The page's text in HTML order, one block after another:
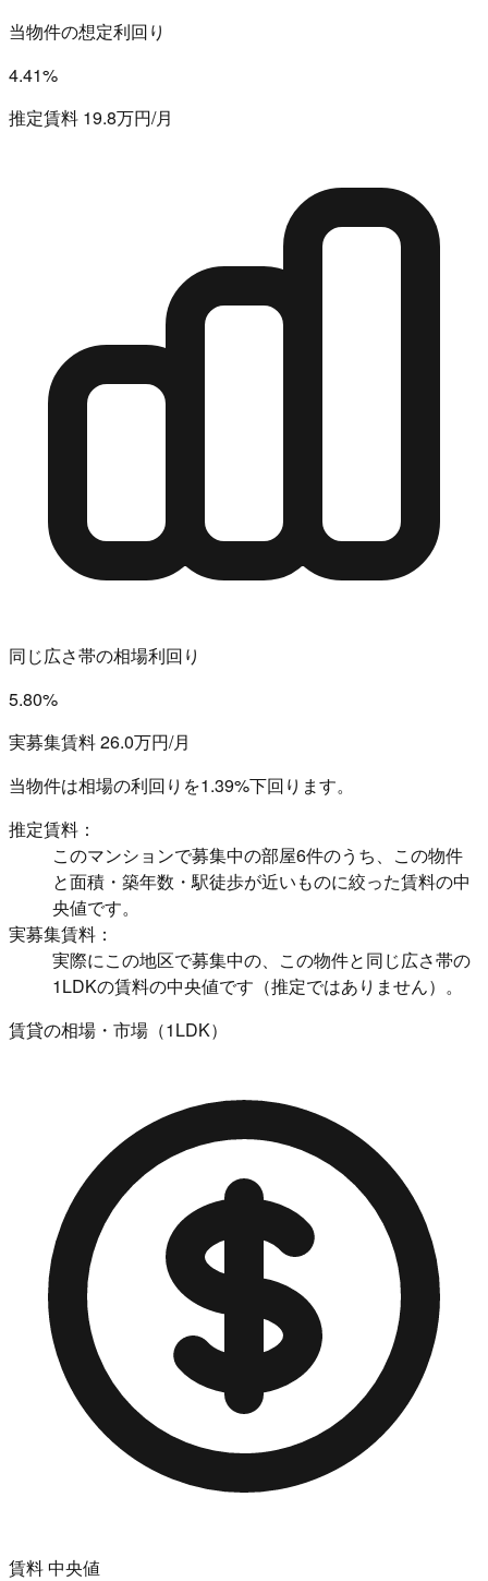
当物件の想定利回り
4.41%
推定賃料 19.8万円/月
同じ広さ帯の相場利回り
5.80%
実募集賃料 26.0万円/月
当物件は相場の利回りを1.39%下回ります。
推定賃料：
このマンションで募集中の部屋6件のうち、この物件
と面積・築年数・駅徒歩が近いものに絞った賃料の中
央値です。
実募集賃料：
実際にこの地区で募集中の、この物件と同じ広さ帯の
1LDKの賃料の中央値です（推定ではありません）。
賃貸の相場・市場（1LDK）
賃料 中央値